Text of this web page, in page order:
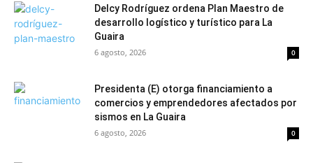
Delcy Rodríguez ordena Plan Maestro de
desarrollo logístico y turístico para La
Guaira
6 agosto, 2026 0
Presidenta (E) otorga financiamiento a
comercios y emprendedores afectados por
sismos en La Guaira
6 agosto, 2026 0